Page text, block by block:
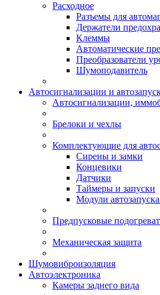
Расходное
Разъемы для
Держатели
Клеммы
Автоматические
Преобразователи
Шумоподавитель
Автосигнализации и
Автосигнализации,
Брелоки и чехлы
Комплектующие для
Сирены и замки
Концевики
Датчики
Таймеры и запуски
Модули
Предпусковые
Механическая защита
Шумовиброизоляция
Автоэлектроника
Камеры заднего вида